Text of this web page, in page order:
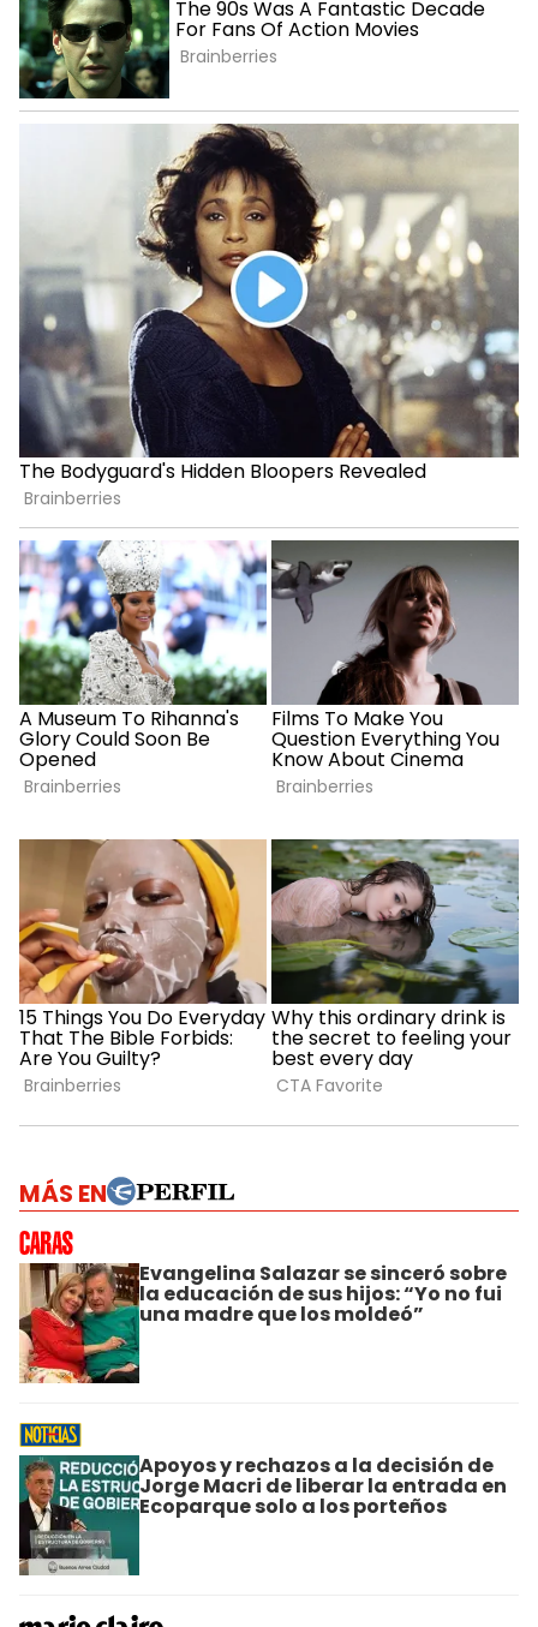
MÁS EN
Evangelina Salazar se sinceró sobre
la educación de sus hijos: “Yo no fui
una madre que los moldeó”
Apoyos y rechazos a la decisión de
Jorge Macri de liberar la entrada en
Ecoparque solo a los porteños